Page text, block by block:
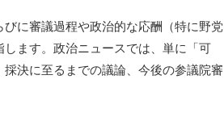
に審議過程や政治的な応酬（特に野党
ます。政治ニュースでは、単に「可
決に至るまでの議論、今後の参議院審